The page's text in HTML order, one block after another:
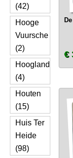
(42)
Hooge
Vuursche
(2)
Hoogland
(4)
Houten
(15)
Huis Ter
Heide
(98)
€